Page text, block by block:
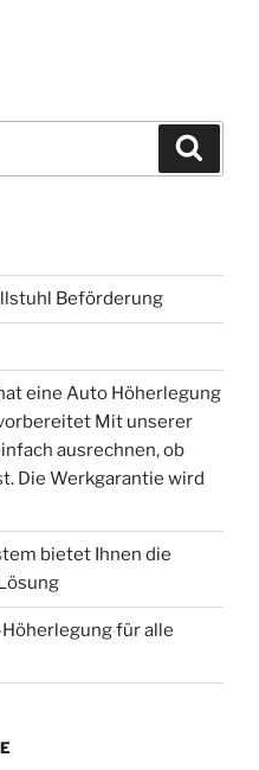
Beförderung
eine Auto Höherlegung
Mit unserer
ausrechnen, ob
Die Werkgarantie wird
bietet Ihnen die
für alle